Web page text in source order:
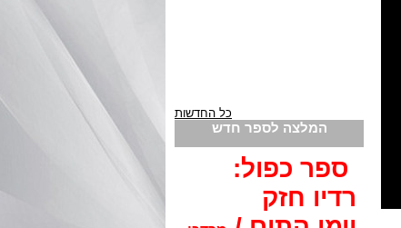
כל החדשות
המלצה לספר חדש
ספר כפול:
רדיו חזק